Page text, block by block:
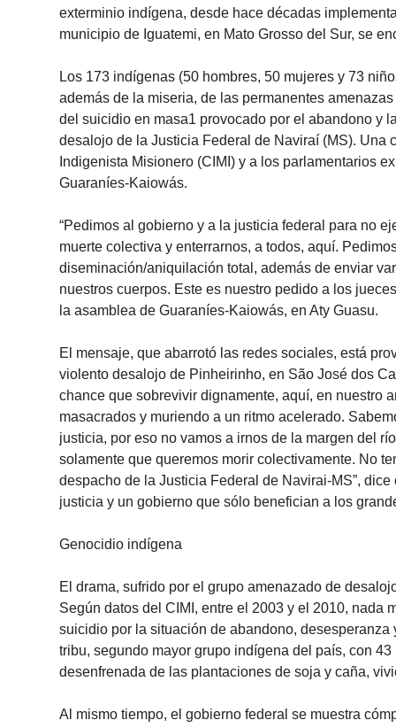
exterminio indígena, desde hace décadas
municipio de Iguatemi, en Mato Grosso del Sur, se
Los 173 indígenas (50 hombres, 50 mujeres y 73
además de la miseria, de las permanentes
del suicidio en masa1 provocado por el abandono y
desalojo de la Justicia Federal de Naviraí (MS).
Indigenista Misionero (CIMI) y a los parlamentarios
Guaraníes-Kaiowás.
“Pedimos al gobierno y a la justicia federal para no
muerte colectiva y enterrarnos, a todos, aquí.
diseminación/aniquilación total, además de enviar
nuestros cuerpos. Este es nuestro pedido a los
la asamblea de Guaraníes-Kaiowás, en Aty Guasu.
El mensaje, que abarrotó las redes sociales, está
violento desalojo de Pinheirinho, en São José dos
chance que sobrevivir dignamente, aquí, en nuestro
masacrados y muriendo a un ritmo acelerado.
justicia, por eso no vamos a irnos de la margen del
solamente que queremos morir colectivamente. No
despacho de la Justicia Federal de Navirai-MS”,
justicia y un gobierno que sólo benefician a los
Genocidio indígena
El drama, sufrido por el grupo amenazado de
Según datos del CIMI, entre el 2003 y el 2010, nada
suicidio por la situación de abandono,
tribu, segundo mayor grupo indígena del país, con
desenfrenada de las plantaciones de soja y caña,
Al mismo tiempo, el gobierno federal se muestra